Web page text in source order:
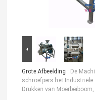
Grote Afbeelding : De
schroefpers het Industriële
Drukken van